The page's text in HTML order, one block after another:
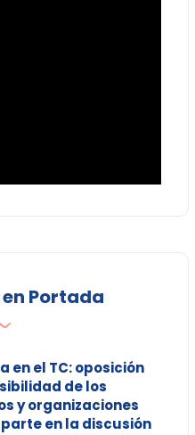
Portada
en el TC: oposición
de los
y organizaciones
en la discusión